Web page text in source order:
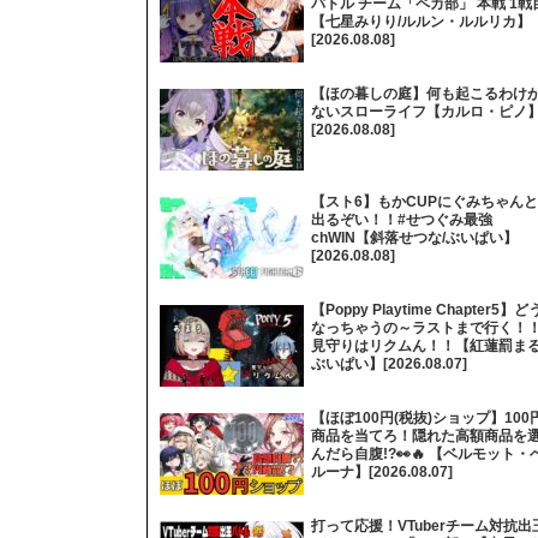
バトル チーム「ペカ部」 本戦 1戦
【七星みりり/ルルン・ルルリカ】
[2026.08.08]
【ほの暮しの庭】何も起こるわけ
ないスローライフ【カルロ・ピノ
[2026.08.08]
【スト6】もかCUPにぐみちゃんと
出るぞい！！#せつぐみ最強
chWIN【斜落せつな/ぶいぱい】
[2026.08.08]
【Poppy Playtime Chapter5】ど
なっちゃうの～ラストまで行く！
見守りはリクムん！！【紅蓮罰ま
ぶいぱい】[2026.08.07]
【ほぼ100円(税抜)ショップ】100
商品を当てろ！隠れた高額商品を
んだら自腹!?👀🔥 【ベルモット・
ルーナ】[2026.08.07]
打って応援！VTuberチーム対抗出